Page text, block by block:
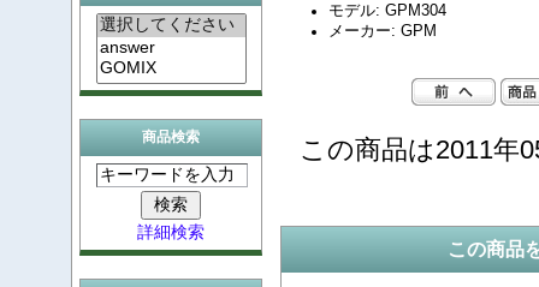
商品検索
詳細検索
モデル: GPM304
メーカー: GPM
この商品は2011年
この商品